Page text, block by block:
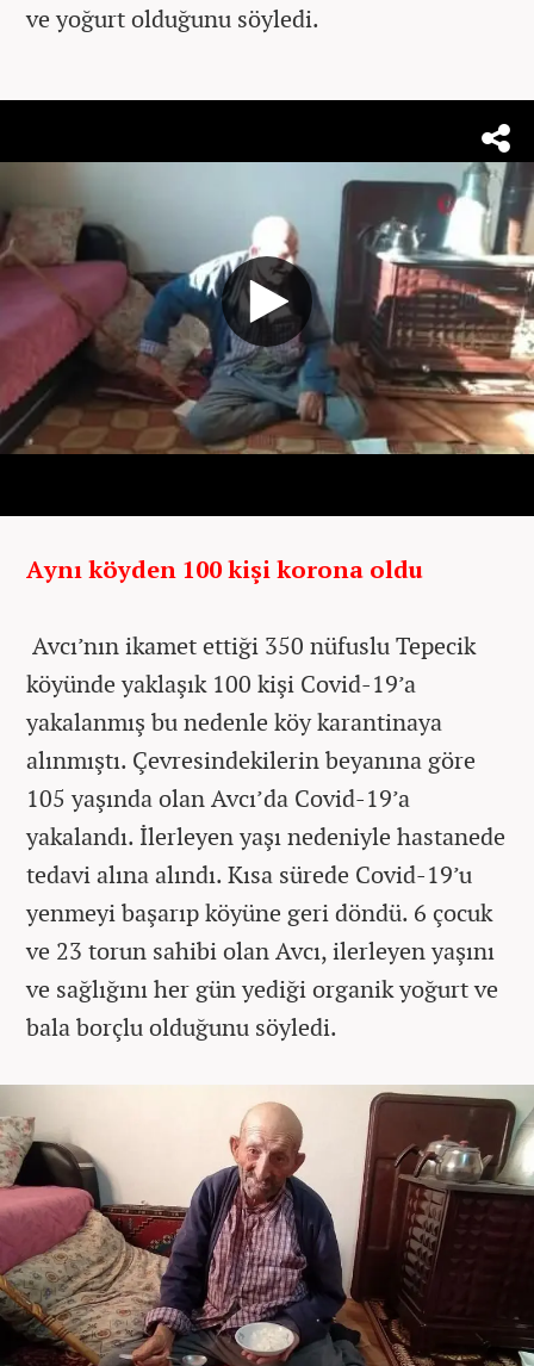
ve yoğurt olduğunu söyledi.
Aynı köyden 100 kişi korona oldu
Avcı’nın ikamet ettiği 350 nüfuslu Tepecik
köyünde yaklaşık 100 kişi Covid-19’a
yakalanmış bu nedenle köy karantinaya
alınmıştı. Çevresindekilerin beyanına göre
105 yaşında olan Avcı’da Covid-19’a
yakalandı. İlerleyen yaşı nedeniyle hastanede
tedavi alına alındı. Kısa sürede Covid-19’u
yenmeyi başarıp köyüne geri döndü. 6 çocuk
ve 23 torun sahibi olan Avcı, ilerleyen yaşını
ve sağlığını her gün yediği organik yoğurt ve
bala borçlu olduğunu söyledi.